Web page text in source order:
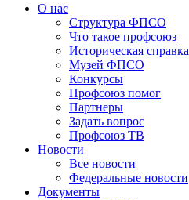
О нас
Структура ФПСО
Что такое профсоюз
Историческая справка
Музей ФПСО
Конкурсы
Профсоюз помог
Партнеры
Задать вопрос
Профсоюз ТВ
Новости
Все новости
Федеральные новости
Документы